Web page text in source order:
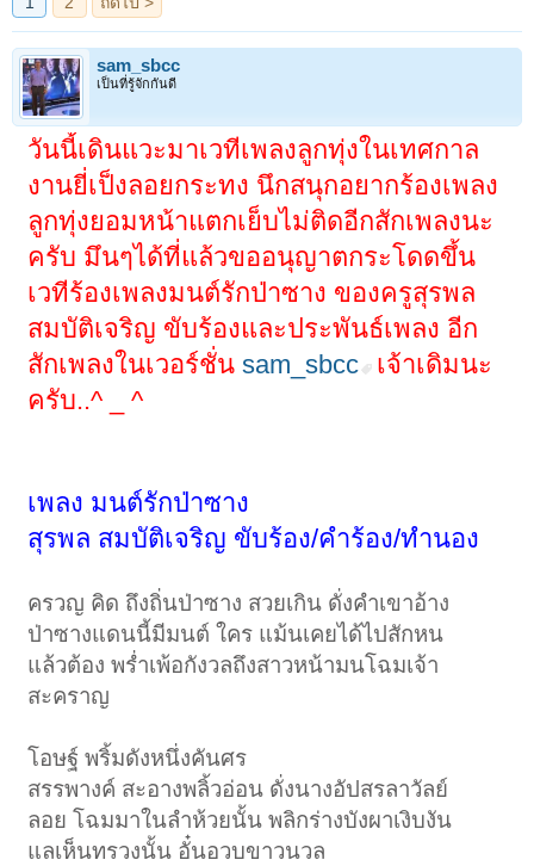
sam_sbcc
เป็นที่รู้จักกันดี
วันนี้เดินแวะมาเวทีเพลงลูกทุ่งในเทศกาล
งานยี่เป็งลอยกระทง นึกสนุกอยากร้องเพลง
ลูกทุ่งยอมหน้าแตกเย็บไม่ติดอีกสักเพลงนะ
ครับ มึนๆได้ที่แล้วขออนุญาตกระโดดขึ้น
เวทีร้องเพลงมนต์รักป่าซาง ของครูสุรพล
สมบัติเจริญ ขับร้องและประพันธ์เพลง อีก
สักเพลงในเวอร์ชั่นsam_sbcc
เจ้าเดิมนะ
ครับ..^ _ ^
เพลง มนต์รักป่าซาง
สุรพล สมบัติเจริญ ขับร้อง/คำร้อง/ทำนอง
ครวญ คิด ถึงถิ่นป่าซาง สวยเกิน ดั่งคำเขาอ้าง
ป่าซางแดนนี้มีมนต์ ใคร แม้นเคยได้ไปสักหน
แล้วต้อง พร่ำเพ้อกังวลถึงสาวหน้ามนโฉมเจ้า
สะคราญ
โอษฐ์ พริ้มดังหนึ่งคันศร
สรรพางค์ สะอางพลิ้วอ่อน ดั่งนางอัปสรลาวัลย์
ลอย โฉมมาในลำห้วยนั้น พลิกร่างบังผาเงิบงัน
แลเห็นทรวงนั้น อั๋นอวบขาวนวล